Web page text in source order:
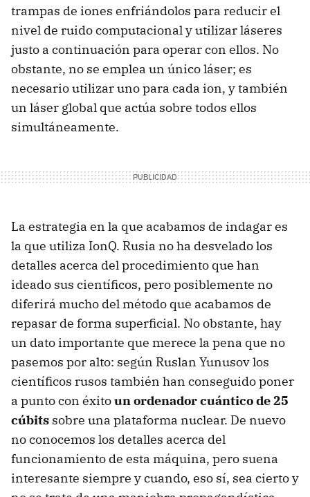
trampas de iones enfriándolos para reducir el
nivel de ruido computacional y utilizar láseres
justo a continuación para operar con ellos. No
obstante, no se emplea un único láser; es
necesario utilizar uno para cada ion, y también
un láser global que actúa sobre todos ellos
simultáneamente.
La estrategia en la que acabamos de indagar es
la que utiliza IonQ. Rusia no ha desvelado los
detalles acerca del procedimiento que han
ideado sus científicos, pero posiblemente no
diferirá mucho del método que acabamos de
repasar de forma superficial. No obstante, hay
un dato importante que merece la pena que no
pasemos por alto: según Ruslan Yunusov los
científicos rusos también han conseguido poner
a punto con éxitoun ordenador cuántico de 25
cúbits sobre una plataforma nuclear. De nuevo
no conocemos los detalles acerca del
funcionamiento de esta máquina, pero suena
interesante siempre y cuando, eso sí, sea cierto y